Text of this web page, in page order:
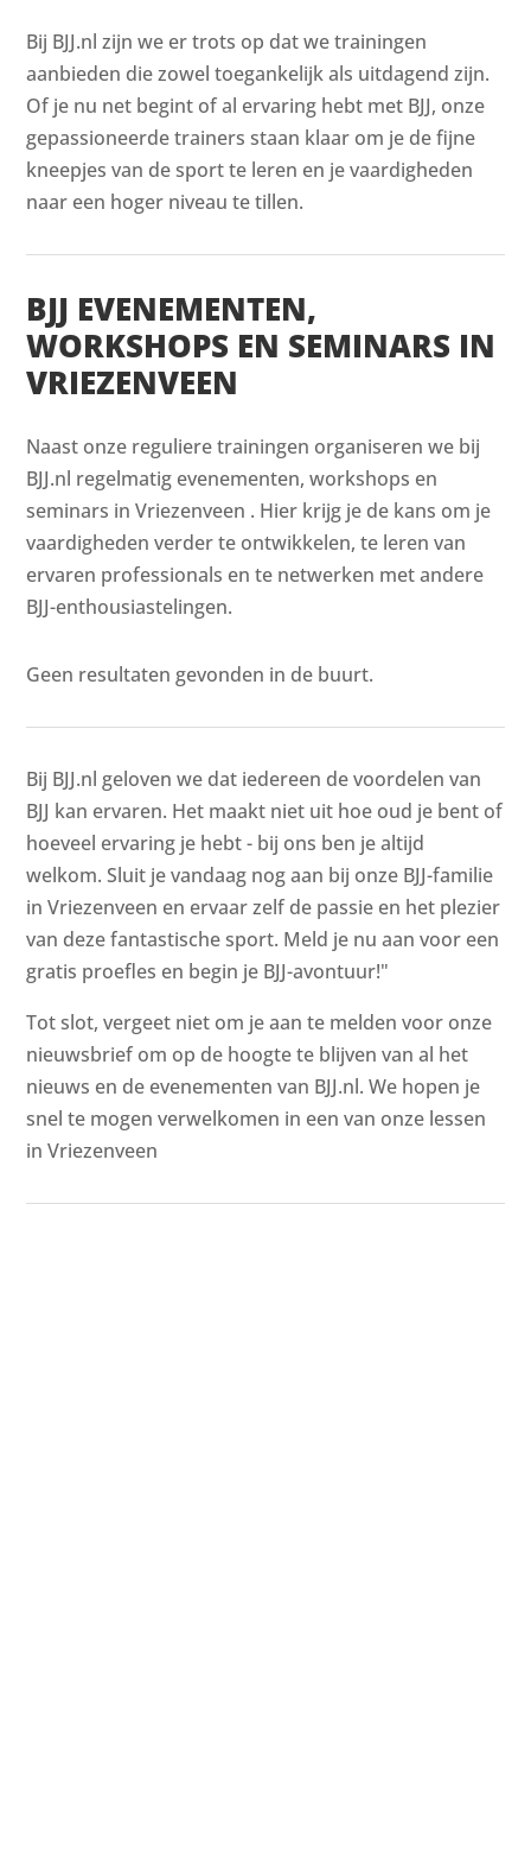
Bij BJJ.nl zijn we er trots op dat we trainingen
aanbieden die zowel toegankelijk als uitdagend zijn.
Of je nu net begint of al ervaring hebt met BJJ, onze
gepassioneerde trainers staan klaar om je de fijne
kneepjes van de sport te leren en je vaardigheden
naar een hoger niveau te tillen.
BJJ EVENEMENTEN,
WORKSHOPS EN SEMINARS IN
VRIEZENVEEN
Naast onze reguliere trainingen organiseren we bij
BJJ.nl regelmatig evenementen, workshops en
seminars in Vriezenveen . Hier krijg je de kans om je
vaardigheden verder te ontwikkelen, te leren van
ervaren professionals en te netwerken met andere
BJJ-enthousiastelingen.
Geen resultaten gevonden in de buurt.
Bij BJJ.nl geloven we dat iedereen de voordelen van
BJJ kan ervaren. Het maakt niet uit hoe oud je bent of
hoeveel ervaring je hebt - bij ons ben je altijd
welkom. Sluit je vandaag nog aan bij onze BJJ-familie
in Vriezenveen en ervaar zelf de passie en het plezier
van deze fantastische sport. Meld je nu aan voor een
gratis proefles en begin je BJJ-avontuur!"
Tot slot, vergeet niet om je aan te melden voor onze
nieuwsbrief om op de hoogte te blijven van al het
nieuws en de evenementen van BJJ.nl. We hopen je
snel te mogen verwelkomen in een van onze lessen
in Vriezenveen